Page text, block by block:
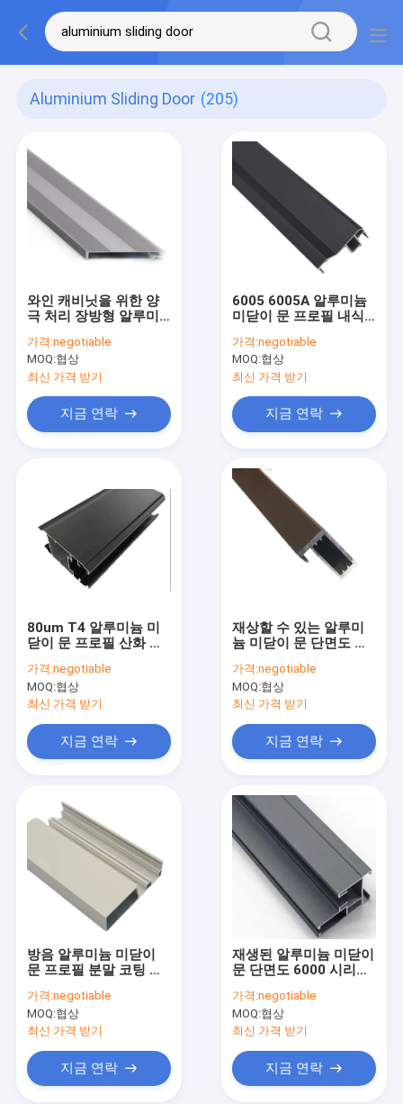
Aluminium Sliding Door (205)
와인 캐비닛을 위한 양
극 처리 장방형 알루미
가격:negotiable
MOQ:협상
최신 가격 받기
지금 연락
6005 6005A 알루미늄
미닫이 문 프로필 내식
가격:negotiable
MOQ:협상
최신 가격 받기
지금 연락
80um T4 알루미늄 미
닫이 문 프로필 산화 저
가격:negotiable
MOQ:협상
최신 가격 받기
지금 연락
재상할 수 있는 알루미
늄 미닫이 문 단면도 포
조
가격:negotiable
MOQ:협상
최신 가격 받기
지금 연락
방음 알루미늄 미닫이
문 프로필 분말 코팅 알
가격:negotiable
MOQ:협상
최신 가격 받기
지금 연락
재생된 알루미늄 미닫이
문 단면도 6000 시리즈
가격:negotiable
MOQ:협상
최신 가격 받기
지금 연락